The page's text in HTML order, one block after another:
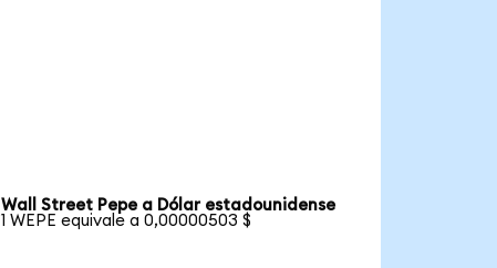
Wall Street Pepe a Dólar estadounidense
1 WEPE equivale a 0,00000503 $